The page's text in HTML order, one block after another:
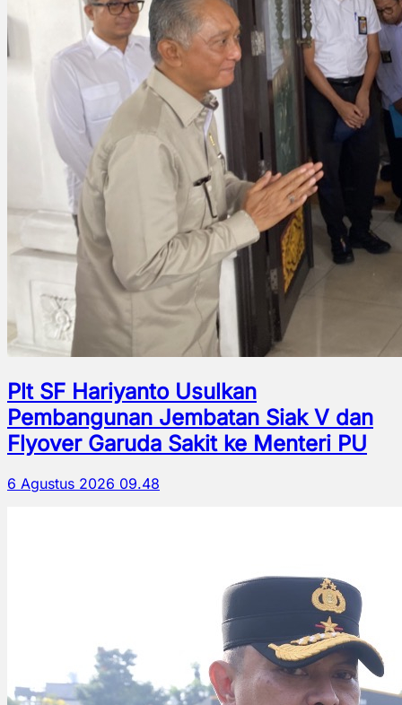
Plt SF Hariyanto Usulkan
Pembangunan Jembatan Siak V dan
Flyover Garuda Sakit ke Menteri PU
6 Agustus 2026 09.48